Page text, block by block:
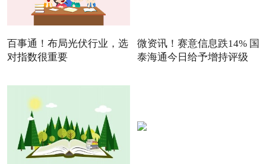
百事通！布局光伏行业，选
对指数很重要
微资讯！赛意信息跌14% 国
泰海通今日给予增持评级